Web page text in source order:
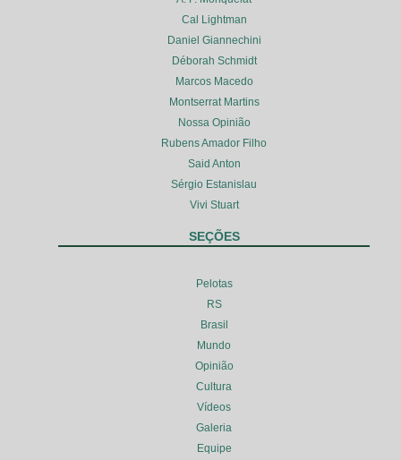
Cal Lightman
Daniel Giannechini
Déborah Schmidt
Marcos Macedo
Montserrat Martins
Nossa Opinião
Rubens Amador Filho
Said Anton
Sérgio Estanislau
Vivi Stuart
SEÇÕES
Pelotas
RS
Brasil
Mundo
Opinião
Cultura
Vídeos
Galeria
Equipe